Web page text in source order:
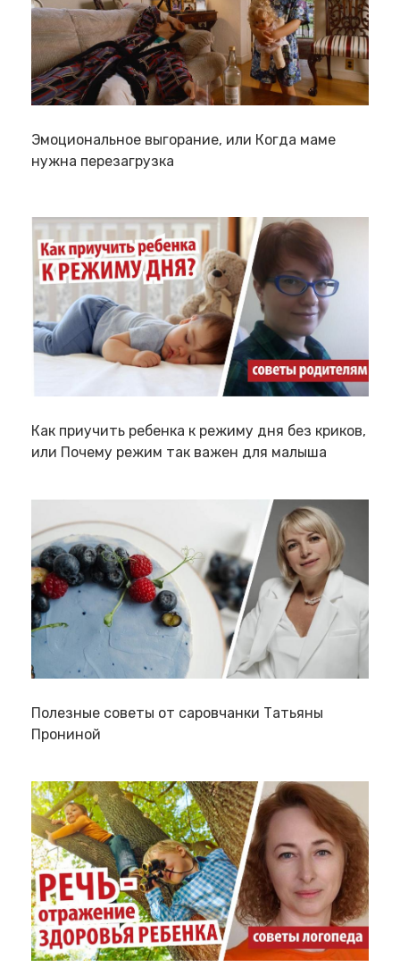
Эмоциональное выгорание, или Когда маме
нужна перезагрузка
Как приучить ребенка к режиму дня без криков,
или Почему режим так важен для малыша
Полезные советы от саровчанки Татьяны
Прониной